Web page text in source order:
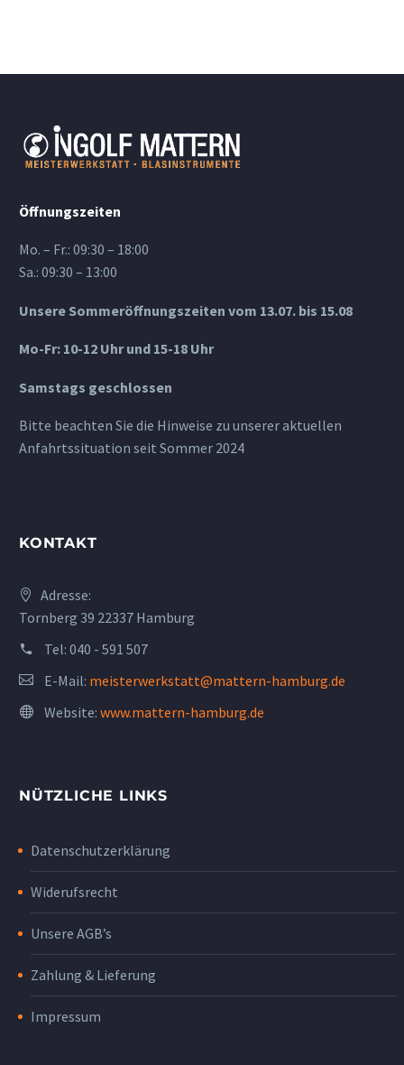
Öffnungszeiten
Mo. – Fr.: 09:30 – 18:00
Sa.: 09:30 – 13:00
Unsere Sommeröffnungszeiten vom 13.07. bis 15.08
Mo-Fr: 10-12 Uhr und 15-18 Uhr
Samstags geschlossen
Bitte beachten Sie die Hinweise zu unserer aktuellen
Anfahrtssituation seit Sommer 2024
KONTAKT
Adresse:
Tornberg 39 22337 Hamburg
Tel: 040 - 591 507
E-Mail: meisterwerkstatt@mattern-hamburg.de
Website: www.mattern-hamburg.de
NÜTZLICHE LINKS
Datenschutzerklärung
Widerufsrecht
Unsere AGB’s
Zahlung & Lieferung
Impressum